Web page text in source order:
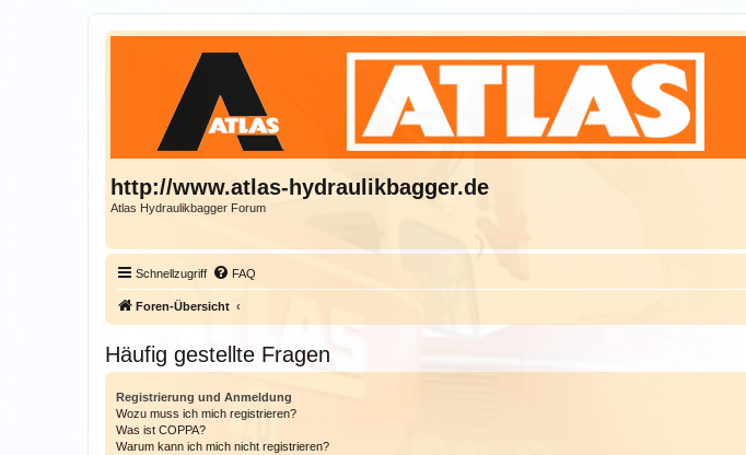
http://www.atlas-hydraulikbagger.de
Atlas Hydraulikbagger Forum
Schnellzugriff FAQ
Foren-Übersicht
Häufig gestellte Fragen
Registrierung und Anmeldung
Wozu muss ich mich registrieren?
Was ist COPPA?
Warum kann ich mich nicht registrieren?